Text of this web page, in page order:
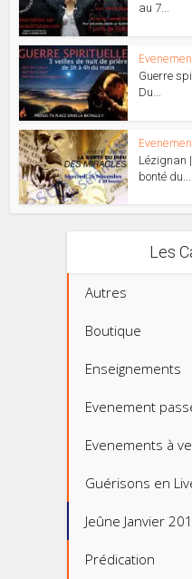
au 7...
Guerre
Du...
Lézignan
bonté du...
Les
Autres
Boutique
Enseignements
Evenement
Evenements à
Guérisons en
Jeûne Janvier
Prédication